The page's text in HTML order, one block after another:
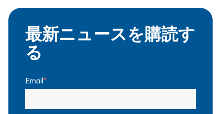
最新ニュースを購読す
る
Email *